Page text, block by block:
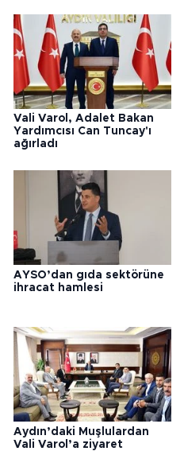
Vali Varol, Adalet Bakan
Yardımcısı Can Tuncay'ı
ağırladı
AYSO’dan gıda sektörüne
ihracat hamlesi
Aydın’daki Muşlulardan
Vali Varol’a ziyaret